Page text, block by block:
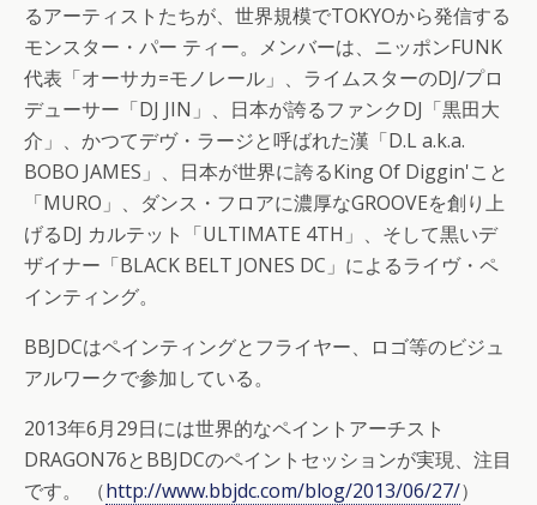
るアーティストたちが、世界規模でTOKYOから発信する
モンスター・パー ティー。メンバーは、ニッポンFUNK
代表「オーサカ=モノレール」、ライムスターのDJ/プロ
デューサー「DJ JIN」、日本が誇るファンクDJ「黒田大
介」、かつてデヴ・ラージと呼ばれた漢「D.L a.k.a.
BOBO JAMES」、日本が世界に誇るKing Of Diggin'こと
「MURO」、ダンス・フロアに濃厚なGROOVEを創り上
げるDJ カルテット「ULTIMATE 4TH」、そして黒いデ
ザイナー「BLACK BELT JONES DC」によるライヴ・ペ
インティング。
BBJDCはペインティングとフライヤー、ロゴ等のビジュ
アルワークで参加している。
2013年6月29日には世界的なペイントアーチスト
DRAGON76とBBJDCのペイントセッションが実現、注目
です。 （http://www.bbjdc.com/blog/2013/06/27/）